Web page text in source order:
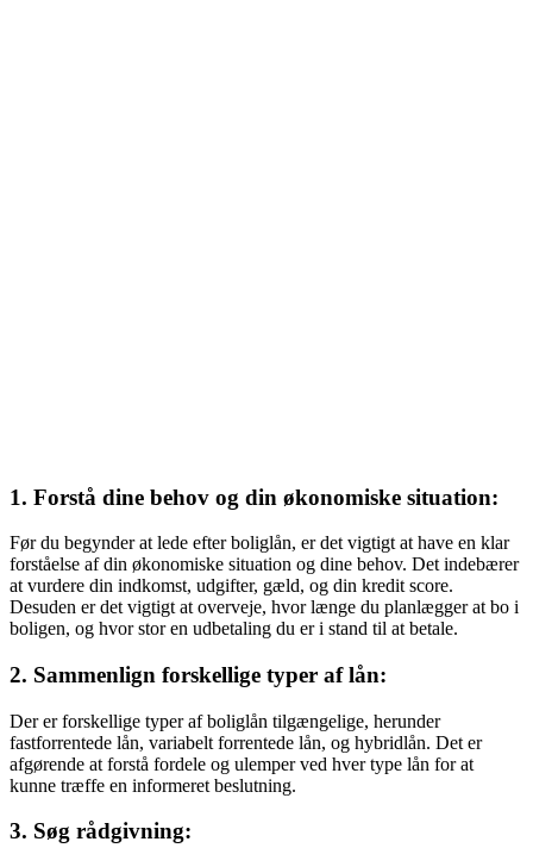
1. Forstå dine behov og din økonomiske situation:
Før du begynder at lede efter boliglån, er det vigtigt at have en klar
forståelse af din økonomiske situation og dine behov. Det indebærer
at vurdere din indkomst, udgifter, gæld, og din kredit score.
Desuden er det vigtigt at overveje, hvor længe du planlægger at bo i
boligen, og hvor stor en udbetaling du er i stand til at betale.
2. Sammenlign forskellige typer af lån:
Der er forskellige typer af boliglån tilgængelige, herunder
fastforrentede lån, variabelt forrentede lån, og hybridlån. Det er
afgørende at forstå fordele og ulemper ved hver type lån for at
kunne træffe en informeret beslutning.
3. Søg rådgivning: